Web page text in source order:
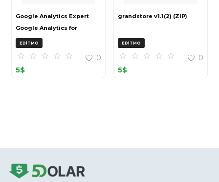
Google Analytics Expert
Google Analytics for
OpenCart (ZIP)
EDITMO
0
5$
grandstore v1.1(2) (ZIP)
EDITMO
0
5$